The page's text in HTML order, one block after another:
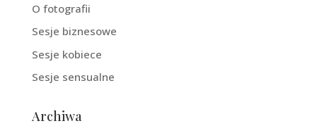
O fotografii
Sesje biznesowe
Sesje kobiece
Sesje sensualne
Archiwa